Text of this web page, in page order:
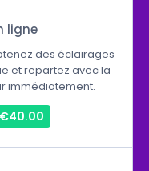
ligne
des éclairages
et repartez avec la
immédiatement.
€40.00